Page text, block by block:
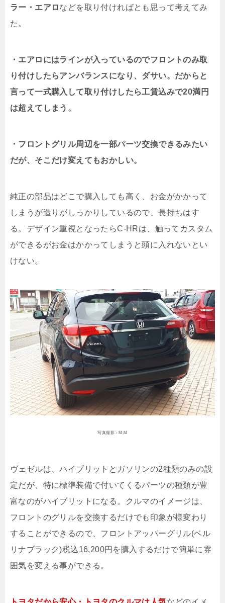
ラー・エアロなどを取り付ければとも思って考えてみ
た。
・エアロにはラインが入っているのでフロントのみ取
り付けしたらアンバランスになり、ダサい。だからと
言って一式購入して取り付けしたら工賃込みで20満円
は超えてしまう。
・フロントグリル周辺を一部パーツ交換できるみたい
だが、そこだけ変えてもおかしい。
純正の部品はどこで購入しても高く、お金がかかって
しまうが造りがしっかりしているので、長持ちはす
る。デザイン重視となったらC-HRは、触ってカスタム
ができるがお金はかかってしまうと頭に入れないとい
けない。
写真撮影：M,M
ヴェゼルは、ハイブリットとガソリンの2種類のみの設
定だが、特に標準装備で付いてくるパーツの種類が豊
富なのがハイブリットになる。クルマのイメージは、
フロントのグリルを交換するだけでも印象が様変わり
することができるので、フロントアッパーグリル(ベル
リナブラック)税込16,200円を購入するだけで簡単に雰
囲気を変える事ができる。